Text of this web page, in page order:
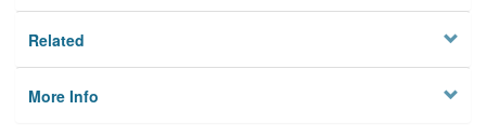
Related
More Info